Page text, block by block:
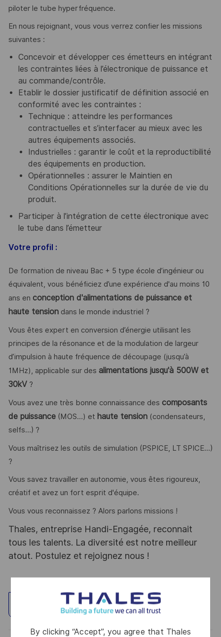
By clicking “Accept”, you agree that Thales
piloter le tube hyperfréquence.
En nous rejoignant, vous vous verrez confier les missions
suivantes :
Concevoir et développer ces émetteurs en intégrant
les contraintes liées à l’électronique de puissance et
au commande/contrôle.
Etablir le dossier justificatif de définition associé en
conformité avec les contraintes :
Technique : atteindre les performances
contractuelles et s’interfacer au mieux avec les
autres équipements associés.
Industrielles : garantir le coût et la reproductibilité
des équipements en production.
Opérationnelles : assurer le Maintien en
Conditions Opérationnelles sur la durée de vie du
produit.
Participer à l’intégration de cette électronique avec
le tube dans l’émetteur
Votre profil :
De formation de niveau Bac + 5 type école d’ingénieur ou
équivalent, vous bénéficiez d’une expérience d'au moins 10
ans en conception d'alimentations de puissance et
haute tensiondans le monde industriel ?
Vous êtes expert en conversion d’énergie utilisant les
principes de la résonance et de la modulation de largeur
d’impulsion à haute fréquence de découpage (jusqu’à
1MHz), applicable sur des alimentations jusqu'à 500W et
30kV?
Vous avez une très bonne connaissance des composants
de puissance(MOS…) et haute tension(condensateurs,
selfs…) ?
Vous maîtrisez les outils de simulation (PSPICE, LT SPICE...)
?
Vous savez travailler en autonomie, vous êtes rigoureux,
créatif et avez un fort esprit d'équipe.
Vous vous reconnaissez ? Alors parlons missions !
Thales, entreprise Handi-Engagée, reconnait
tous les talents. La diversité est notre meilleur
atout. Postulez et rejoignez nous !
Explore Location